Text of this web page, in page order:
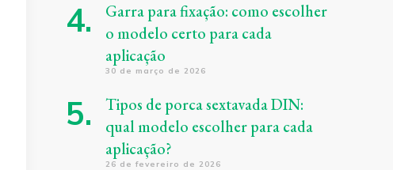
Garra para fixação: como escolher
o modelo certo para cada
aplicação
30 de março de 2026
Tipos de porca sextavada DIN:
qual modelo escolher para cada
aplicação?
26 de fevereiro de 2026